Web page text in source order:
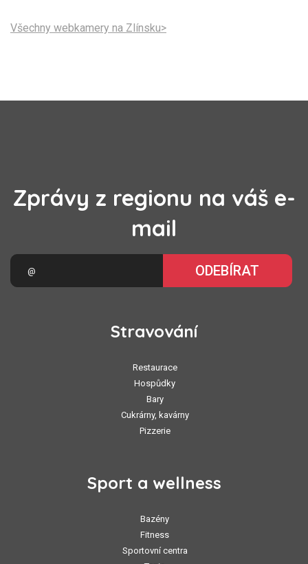
Všechny webkamery na Zlínsku>
Zprávy z regionu na váš e-
mail
ODEBÍRAT
Stravování
Restaurace
Hospůdky
Bary
Cukrárny, kavárny
Pizzerie
Sport a wellness
Bazény
Fitness
Sportovní centra